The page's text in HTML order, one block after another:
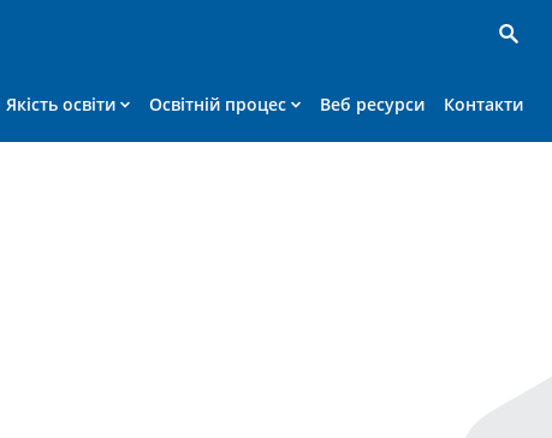
Якість освіти Освітній процес Веб ресурси Контакти